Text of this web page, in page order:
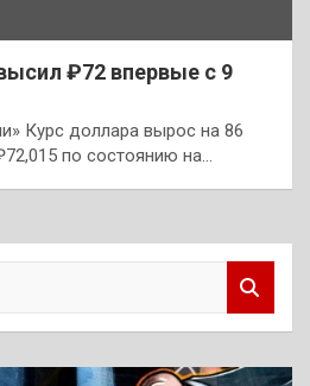
₽72 впервые с 9
Курс доллара вырос на 86
по состоянию на…